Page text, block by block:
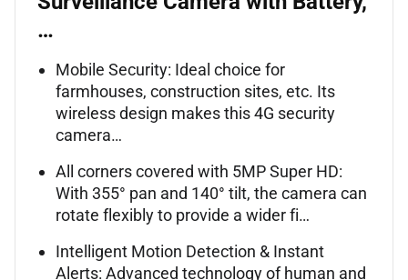
…
Mobile Security: Ideal choice for
farmhouses, construction sites, etc. Its
wireless design makes this 4G security
camera…
All corners covered with 5MP Super HD:
With 355° pan and 140° tilt, the camera can
rotate flexibly to provide a wider fi…
Intelligent Motion Detection & Instant
Alerts: Advanced technology of human and